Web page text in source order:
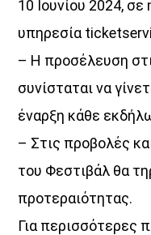
10 Ιουνίου 2024,
υπηρεσία
– Η προσέλευση
συνίσταται να
έναρξη κάθε
– Στις προβολές
του Φεστιβάλ θα
προτεραιότητας.
Για περισσότερες